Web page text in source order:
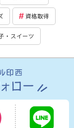
資格取得
・スイーツ